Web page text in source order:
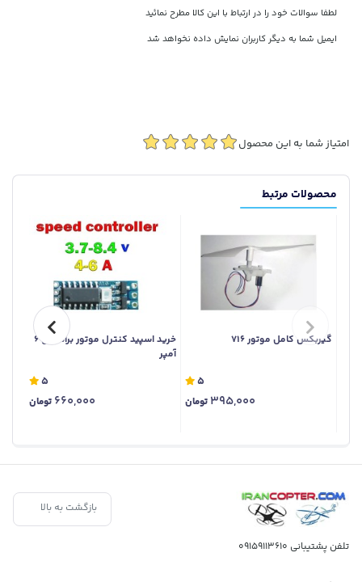
لطفا سوالات خود را در ارتباط با این کالا مطرح نمائید
ایمیل شما به دیگر کاربران نمایش داده نخواهد شد
امتیاز شما به این محصول
محصولات مرتبط
گیربکس کامل موتور 716
5
395,000 تومان
خرید اسپید کنترل موتور براشلس 6
آمپر
5
660,000 تومان
بازگشت به بالا
تلفن پشتیبانی 09159113610